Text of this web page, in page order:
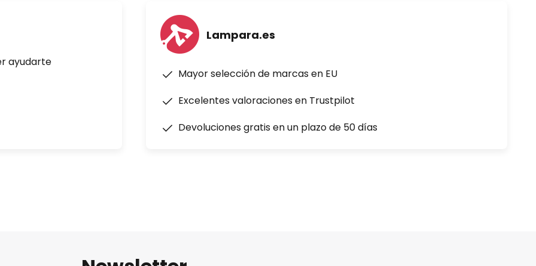
ayudarte
Lampara.es
Mayor selección de marcas en EU
Excelentes valoraciones en Trustpilot
Devoluciones gratis en un plazo de 50 días